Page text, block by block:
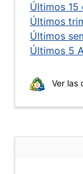
Últimos 15
Últimos
Últimos
Últimos 5
Ver las